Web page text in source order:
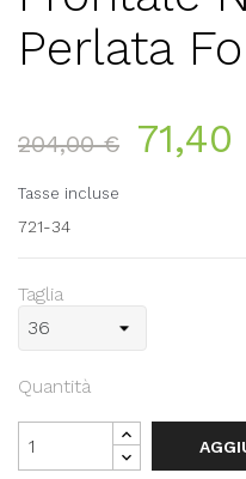
Perlata
204,00 €
Tasse incluse
721-34
Taglia
Quantità